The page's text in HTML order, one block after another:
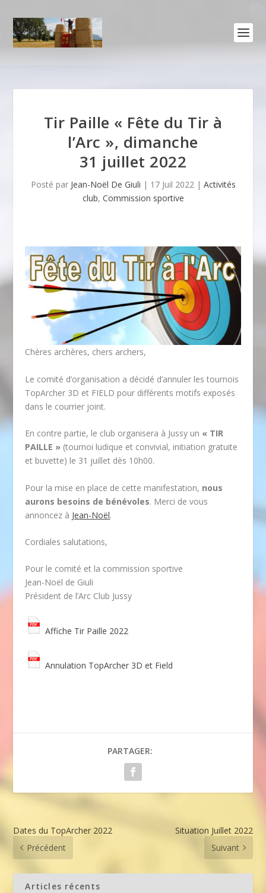
Tir Paille « Fête du Tir à
l’Arc », dimanche
31 juillet 2022
Posté par Jean-Noël De Giuli | 17 Juil 2022| Activités
club, Commission sportive
Chères archères, chers archers,
Le comité d’organisation a décidé d’annuler les tournois
TopArcher 3D et FIELD pour différents motifs exposés
dans le courrier joint.
En contre partie, le club organisera à Jussy un « TIR
PAILLE » (tournoi ludique et convivial, initiation gratuite
et buvette) le 31 juillet dès 10h00.
Pour la mise en place de cette manifestation, nous
aurons besoins de bénévoles. Merci de vous
annoncez à Jean-Noël.
Cordiales salutations,
Pour le comité et la commission sportive
Jean-Noël de Giuli
Président de l’Arc Club Jussy
Affiche Tir Paille 2022
Annulation TopArcher 3D et Field
PARTAGER:
Dates du TopArcher 2022
Précédent
Situation Juillet 2022
Suivant
Articles récents